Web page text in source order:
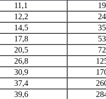
11,1
12,2
14,5
17,8
20,5
26,8
30,9
37,4
39,6